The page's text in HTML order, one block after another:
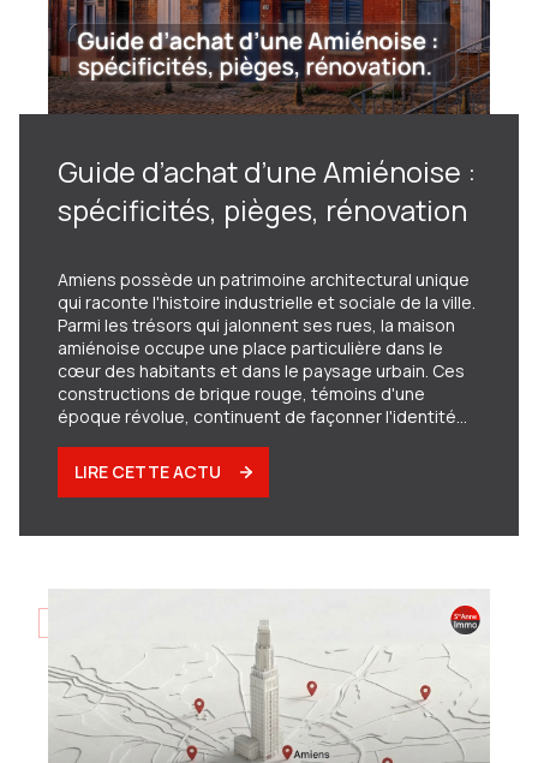
Guide d’achat d’une Amiénoise :
spécificités, pièges, rénovation
Amiens possède un patrimoine architectural unique
qui raconte l'histoire industrielle et sociale de la ville.
Parmi les trésors qui jalonnent ses rues, la maison
amiénoise occupe une place particulière dans le
cœur des habitants et dans le paysage urbain. Ces
constructions de brique rouge, témoins d'une
époque révolue, continuent de façonner l'identité
nombreux acquéreurs à la recherche d'authenticité.
Si vous envisagez d'acheter une maison amiénoise
spécificités architecturales et les aspects pratiques
LIRE CETTE ACTU